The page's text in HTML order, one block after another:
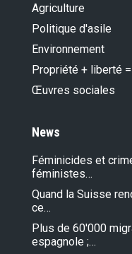
Agriculture
Politique d'asile
Environnement
Propriété + liberté
Œuvres sociales
News
Féminicides et
féministes…
Quand la Suisse
ce…
Plus de 60'000
espagnole ;…